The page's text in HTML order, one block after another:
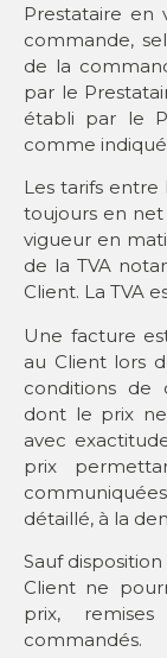
Prestataire en
commande,
de la
par le
établi par le
comme indiqué
Les tarifs entre
toujours en net
vigueur en
de la TVA
Client. La TVA
Une facture
au Client lors
conditions de
dont le prix
avec
prix
détaillé, à la
Sauf
Client ne
prix,
commandés.